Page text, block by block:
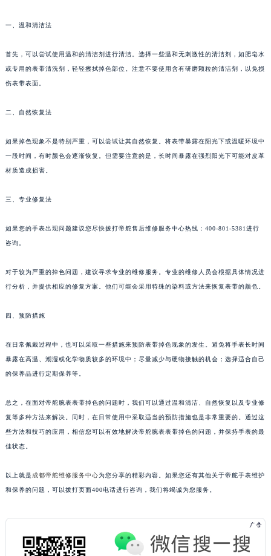
一、温和清洁法
首先，可以尝试使用温和的清洁剂进行清洁。选择一些温和无刺激性的清洁剂，如肥皂水
或专用的表带清洗剂，轻轻擦拭掉色部位。注意不要使用含有研磨颗粒的清洁剂，以免损
伤表带表面。
二、自然恢复法
如果掉色现象不是特别严重，可以尝试让其自然恢复。将表带暴露在阳光下或温暖环境中
一段时间，有时颜色会逐渐恢复。但需要注意的是，长时间暴露在强烈阳光下可能对皮革
材质造成损害。
三、专业修复法
如果您的手表出现问题建议您尽快拨打帝舵售后维修服务中心热线：400-801-5381进行
咨询。
对于较为严重的掉色问题，建议寻求专业的维修服务。专业的维修人员会根据具体情况进
行分析，并提供相应的修复方案。他们可能会采用特殊的染料或方法来恢复表带的颜色。
四、预防措施
在日常佩戴过程中，也可以采取一些措施来预防表带掉色现象的发生。避免将手表长时间
暴露在高温、潮湿或化学物质较多的环境中；尽量减少与硬物接触的机会；选择适合自己
的保养品进行定期保养等。
总之，在面对帝舵腕表表带掉色的问题时，我们可以通过温和清洁、自然恢复以及专业修
复等多种方法来解决。同时，在日常使用中采取适当的预防措施也是非常重要的。通过这
些方法和技巧的应用，相信您可以有效地解决帝舵腕表表带掉色的问题，并保持手表的最
佳状态。
以上就是 成都帝舵维修服务中心为您分享的精彩内容。如果您还有其他关于帝舵手表维护
和保养的问题，可以拨打页面400电话进行咨询，我们将竭诚为您服务。